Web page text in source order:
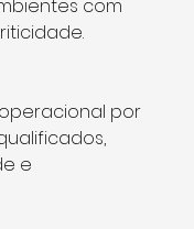
com
por
e